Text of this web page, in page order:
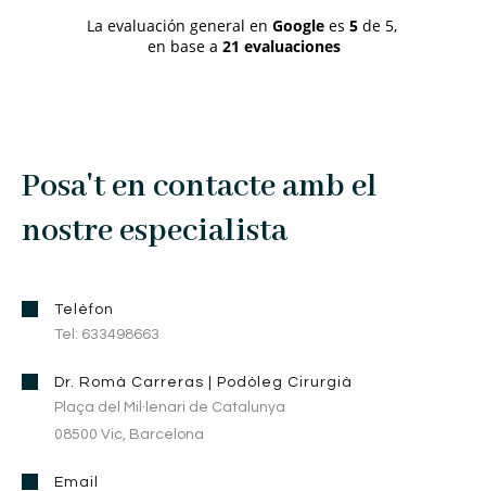
La evaluación general en Google es 5 de 5,
en base a 21 evaluaciones
Posa't en contacte amb el
nostre especialista
Telèfon
Tel: 633498663
Dr. Romà Carreras | Podòleg Cirurgià
Plaça del Mil·lenari de Catalunya
08500 Vic, Barcelona
Email